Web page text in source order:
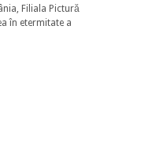
Filiala Pictură
în etermitate a